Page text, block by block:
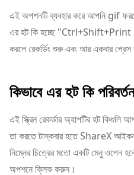
এই অপশনটি ব্যবহার করে আপনি gif
এর হট কি হচ্ছে "Ctrl+Shift+Print
করলে রেকর্ডিং শুরু এবং আর একবার প্রেস
কিভাবে এর হট কি
এই স্ক্রিন রেকর্ডার অ্যাপটির হট কিগুলি
তা করতে টাস্কবার হতে ShareX
নিম্নের চিত্রের মতো একটি মেনু
অপশনে ক্লিক করুন।